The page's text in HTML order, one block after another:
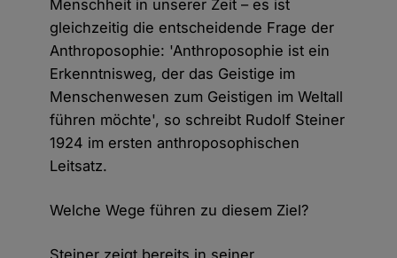
Menschheit in unserer Zeit – es ist
gleichzeitig die entscheidende Frage der
Anthroposophie: 'Anthroposophie ist ein
Erkenntnisweg, der das Geistige im
Menschenwesen zum Geistigen im Weltall
führen möchte', so schreibt Rudolf Steiner
1924 im ersten anthroposophischen
Leitsatz.
Welche Wege führen zu diesem Ziel?